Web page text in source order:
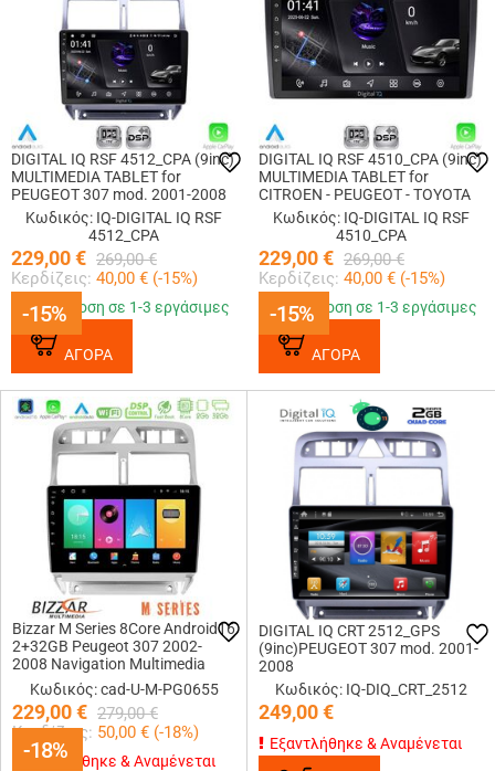
-15%
DIGITAL IQ RSF 4512_CPA (9inc)
MULTIMEDIA TABLET for
PEUGEOT 307 mod. 2001-2008
Κωδικός: IQ-DIGITAL IQ RSF
4512_CPA
229,00€ 269,00 €
Κερδίζεις: 40,00 € (-15%)
-15%
Παράδοση σε 1-3 εργάσιμες
ΑΓΟΡΑ
-15%
DIGITAL IQ RSF 4510_CPA (9inc)
MULTIMEDIA TABLET for
CITROEN - PEUGEOT - TOYOTA
Κωδικός: IQ-DIGITAL IQ RSF
4510_CPA
229,00€ 269,00 €
Κερδίζεις: 40,00 € (-15%)
-15%
Παράδοση σε 1-3 εργάσιμες
ΑΓΟΡΑ
-18%
Bizzar M Series 8Core Android16
2+32GB Peugeot 307 2002-
2008 Navigation Multimedia
Tablet 9
Κωδικός: cad-U-M-PG0655
229,00€ 279,00 €
Κερδίζεις: 50,00 € (-18%)
-18%
Εξαντλήθηκε & Αναμένεται
DIGITAL IQ CRT 2512_GPS
(9inc)PEUGEOT 307 mod. 2001-
2008
Κωδικός: IQ-DIQ_CRT_2512
249,00€
Εξαντλήθηκε & Αναμένεται